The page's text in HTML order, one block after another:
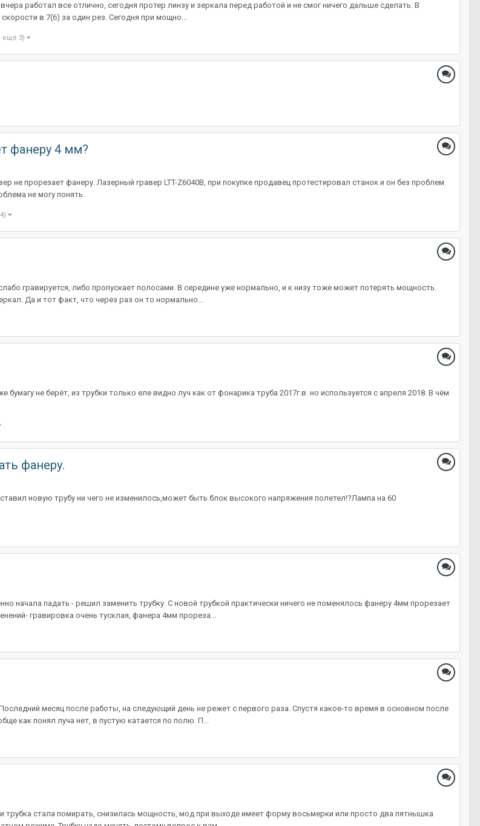
работал все отлично, сегодня протер линзу и зеркала перед работой и не смог ничего дальше сделать. В
в 7(6) за один рез. Сегодня при мощно...
ещё 3)
фанеру 4 мм?
не прорезает фанеру. Лазерный гравер LTT-Z6040B, при покупке продавец протестировал станок и он без проблем
не могу понять.
гравируется, либо пропускает полосами. В середине уже нормально, и к низу тоже может потерять мощность.
Да и тот факт, что через раз он то нормально...
не берёт, из трубки только еле видно луч как от фонарика труба 2017г.в. но используется с апреля 2018. В чём
фанеру.
новую трубу ни чего не изменилось,может быть блок высокого напряжения полетел!?Лампа на 60
начала падать - решил заменить трубку. С новой трубкой практически ничего не поменялось фанеру 4мм прорезает
гравировка очень тусклая, фанера 4мм прореза...
месяц после работы, на следующий день не режет с первого раза. Спустя какое-то время в основном после
как понял луча нет, в пустую катается по полю. П...
трубка стала помирать, снизилась мощность, мод при выходе имеет форму восьмерки или просто два пятнышка